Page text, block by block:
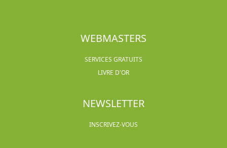
WEBMASTERS
SERVICES GRATUITS
LIVRE D'OR
NEWSLETTER
INSCRIVEZ-VOUS